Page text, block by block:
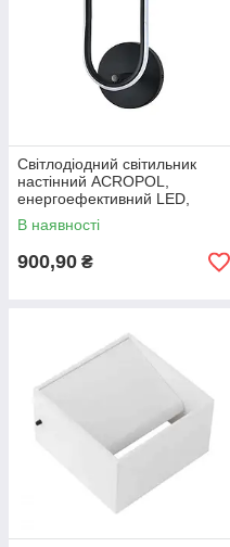
Світлодіодний світильник
настінний ACROPOL,
енергоефективний LED,
колірна температура 4000K
В наявності
900,90 ₴